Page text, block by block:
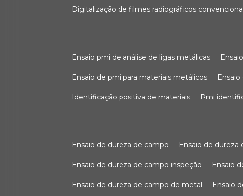
digitalização de filmes radiográficos
ensaio pmi de análise de ligas metálicas
ensaio de pmi para materiais metálicos
identificação positiva de materiais pmi
ensaio de dureza de campo ensaio de
ensaio de dureza de campo inspeção ensaio
ensaio de dureza de campo de metal ensaio